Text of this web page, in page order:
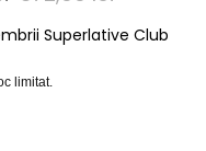
Superlative Club
limitat.